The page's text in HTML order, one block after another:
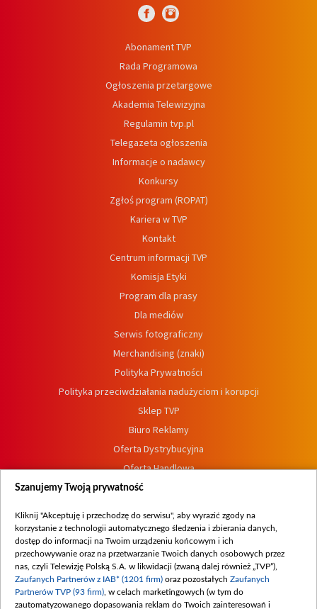
Abonament TVP
Rada Programowa
Ogłoszenia przetargowe
Akademia Telewizyjna
Regulamin tvp.pl
Telegazeta ogłoszenia
Informacje o nadawcy
Konkursy
Zgłoś program (ROPAT)
Kariera w TVP
Kontakt
Centrum informacji TVP
Komisja Etyki
Program dla prasy
Dla mediów
Serwis fotograficzny
Merchandising (znaki)
Polityka Prywatności
Polityka przeciwdziałania nadużyciom i korupcji
Sklep TVP
Biuro Reklamy
Oferta Dystrybucyjna
Oferta Handlowa
Dostępność
Procedura zgłoszeń wewnętrznych
Szanujemy Twoją prywatność
Kliknij "Akceptuję i przechodzę do serwisu", aby wyrazić zgody na
korzystanie z technologii automatycznego śledzenia i zbierania danych,
dostęp do informacji na Twoim urządzeniu końcowym i ich
przechowywanie oraz na przetwarzanie Twoich danych osobowych przez
nas, czyli Telewizję Polską S.A. w likwidacji (zwaną dalej również „TVP”),
Zaufanych Partnerów z IAB* (1201 firm) oraz pozostałych Zaufanych
Partnerów TVP (93 firm) , w celach marketingowych (w tym do
zautomatyzowanego dopasowania reklam do Twoich zainteresowań i